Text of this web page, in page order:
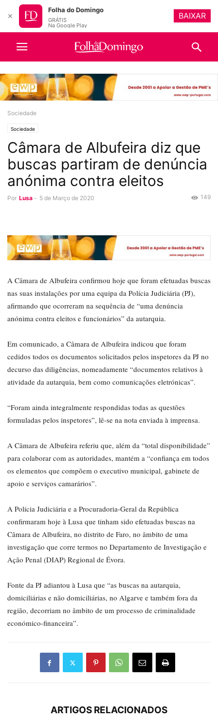
Sociedade
Sociedade
Câmara de Albufeira diz que
buscas partiram de denúncia
anónima contra eleitos
Por Lusa - 5 de Março de 2020 149
A Câmara de Albufeira confirmou hoje que foram efetuadas buscas
nas suas instalações por uma equipa da Polícia Judiciária (PJ),
afirmando que ocorreram na sequência de “uma denúncia
anónima contra eleitos e funcionários” da autarquia.
Em comunicado, a Câmara de Albufeira indicou que foram
cedidos todos os documentos solicitados pelos inspetores da PJ no
decurso das diligências, nomeadamente “documentos relativos à
atividade da autarquia, bem como comunicações eletrónicas”.
“Foram ainda integralmente respondidas todas as questões
formuladas pelos inspetores”, lê-se na nota enviada à imprensa.
A Câmara de Albufeira referiu que, além da “total disponibilidade”
para colaborar com as autoridades, mantém a “confiança em todos
os elementos que compõem o executivo municipal, gabinete de
apoio e serviços camarários”.
A Polícia Judiciária e a Procuradoria-Geral da República
confirmaram hoje à Lusa que tinham sido efetuadas buscas na
Câmara de Albufeira, no distrito de Faro, no âmbito de uma
investigação que corre termos no Departamento de Investigação e
Ação Penal (DIAP) Regional de Évora.
Fonte da PJ adiantou à Lusa que “as buscas na autarquia,
domiciliárias e não domiciliárias, no Algarve e também fora da
região, decorriam no âmbito de um processo de criminalidade
económico-financeira”.
ARTIGOS RELACIONADOS
✕
Folha do Domingo
GRÁTIS
Na Google Play
BAIXAR